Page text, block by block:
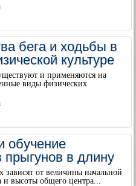
бега и ходьбы в
культуре
и применяются на
виды физических
обучение
прыгунов в длину
зависят от величины начальной
и высоты общего центра...